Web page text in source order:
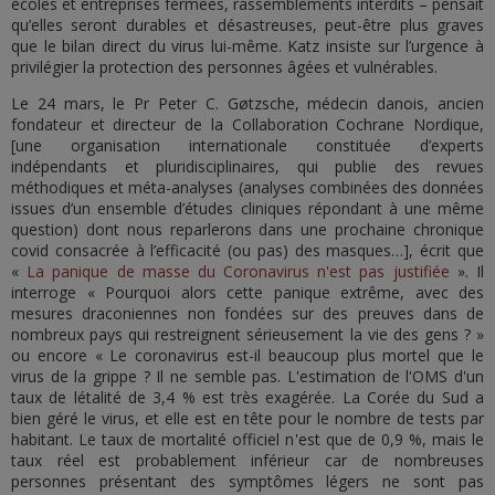
qu’elles seront durables et désastreuses, peut-être plus graves
que le bilan direct du virus lui-même. Katz insiste sur l’urgence à
privilégier la protection des personnes âgées et vulnérables.
Le 24 mars, le Pr Peter C. Gøtzsche, médecin danois, ancien
fondateur et directeur de la Collaboration Cochrane Nordique,
[une organisation internationale constituée d’experts
indépendants et pluridisciplinaires, qui publie des revues
méthodiques et méta-analyses (analyses combinées des données
issues d’un ensemble d’études cliniques répondant à une même
question) dont nous reparlerons dans une prochaine chronique
covid consacrée à l’efficacité (ou pas) des masques…], écrit que
« La panique de masse du Coronavirus n'est pas justifiée ». Il
interroge « Pourquoi alors cette panique extrême, avec des
mesures draconiennes non fondées sur des preuves dans de
nombreux pays qui restreignent sérieusement la vie des gens ? »
ou encore « Le coronavirus est-il beaucoup plus mortel que le
virus de la grippe ? Il ne semble pas. L'estimation de l'OMS d'un
taux de létalité de 3,4 % est très exagérée. La Corée du Sud a
bien géré le virus, et elle est en tête pour le nombre de tests par
habitant. Le taux de mortalité officiel n'est que de 0,9 %, mais le
taux réel est probablement inférieur car de nombreuses
personnes présentant des symptômes légers ne sont pas